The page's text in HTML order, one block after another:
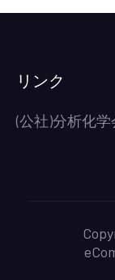
リンク
(公社)分析化学